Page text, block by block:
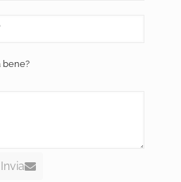
bene?
Invia